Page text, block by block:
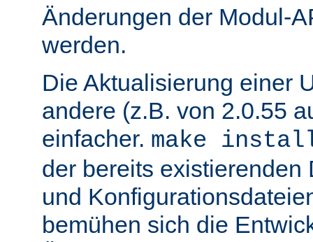
Änderungen der Modul-
werden.
Die Aktualisierung einer
andere (z.B. von 2.0.55
einfacher. make
der bereits existierenden
und
bemühen sich die